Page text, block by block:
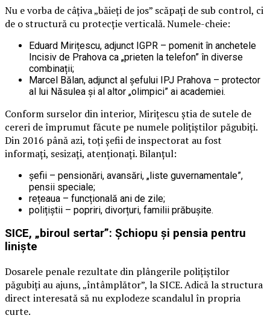
Nu e vorba de câțiva „băieți de jos” scăpați de sub control, ci
de o structură cu protecție verticală. Numele-cheie:
Eduard Mirițescu, adjunct IGPR – pomenit în anchetele
Incisiv de Prahova ca „prieten la telefon” în diverse
combinații;
Marcel Bălan, adjunct al șefului IPJ Prahova – protector
al lui Năsulea și al altor „olimpici” ai academiei.
Conform surselor din interior, Mirițescu știa de sutele de
cereri de împrumut făcute pe numele polițiștilor păgubiți.
Din 2016 până azi, toți șefii de inspectorat au fost
informați, sesizați, atenționați. Bilanțul:
șefii – pensionări, avansări, „liste guvernamentale”,
pensii speciale;
rețeaua – funcțională ani de zile;
polițiștii – popriri, divorțuri, familii prăbușite.
SICE, „biroul sertar”: Șchiopu și pensia pentru
liniște
Dosarele penale rezultate din plângerile polițiștilor
păgubiți au ajuns, „întâmplător”, la SICE. Adică la structura
direct interesată să nu explodeze scandalul în propria
curte.